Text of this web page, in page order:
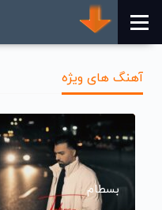
آهنگ های ویژه
بسطام